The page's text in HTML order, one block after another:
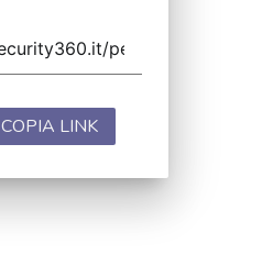
COPIA LINK